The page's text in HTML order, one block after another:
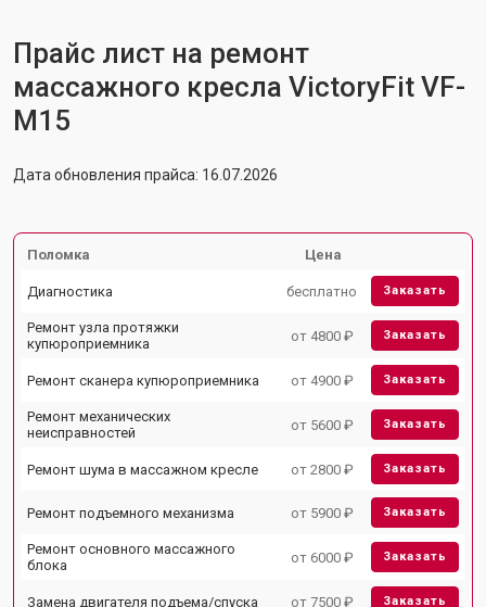
Прайс лист на ремонт
массажного кресла VictoryFit VF-
M15
Дата обновления прайса: 16.07.2026
Поломка Цена
Диагностика бесплатно Заказать
Ремонт узла протяжки
купюроприемника
от 4800 ₽ Заказать
Ремонт сканера купюроприемника от 4900 ₽ Заказать
Ремонт механических
неисправностей
от 5600 ₽ Заказать
Ремонт шума в массажном кресле от 2800 ₽ Заказать
Ремонт подъемного механизма от 5900 ₽ Заказать
Ремонт основного массажного
блока
от 6000 ₽ Заказать
Замена двигателя подъема/спуска от 7500 ₽ Заказать